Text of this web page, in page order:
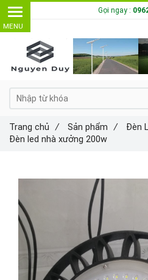
Trang chủ / Sản phẩm / Đèn
Đèn led nhà xưởng 200w
Gọi ngay :